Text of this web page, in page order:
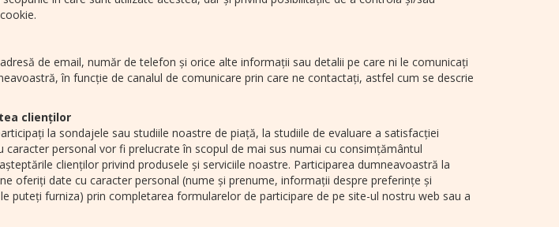
de email, număr de telefon și orice alte informații sau detalii pe care ni le comunicați
în funcție de canalul de comunicare prin care ne contactați, astfel cum se descrie
clienților
la sondajele sau studiile noastre de piață, la studiile de evaluare a satisfacției
personal vor fi prelucrate în scopul de mai sus numai cu consimțământul
clienților privind produsele și serviciile noastre. Participarea dumneavoastră la
oferiți date cu caracter personal (nume și prenume, informații despre preferințe și
puteți furniza) prin completarea formularelor de participare de pe site-ul nostru web sau a